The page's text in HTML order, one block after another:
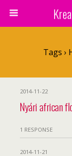
Tags ›
2014-11-22
Nyári african
1 RESPONSE
2014-11-21